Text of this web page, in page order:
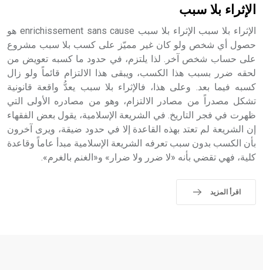
- هل تعلم أن أبجر Abgar اسم معروف جيداً يعود إلى عدد من
الملوك الذين حكموا مدينة إديسا (الرها) من أبجر الأول وحتى
التاسع، وهم ينتسبون إلى أسرة أوسروين
- هل تعلم أن الأبجدية الكنعانية تتألف من /22/ علامة كتابية
sign تكتب منفصلة غير متصلة، وتعتمد المبدأ الأكوروفوني،
الإثراء بلا سبب
الإثراء بلا سبب الإثراء بلا سبب enrichissement sans cause هو
حصول أي شخص ولو كان غير مميّز على كسب بلا سبب مشروع
على حساب شخص آخر. لذا يلتزم، في حدود ما كسبه تعويض من
لحقه ضرر بسبب هذا الكسب، ويبقى هذا الالتزام قائماً ولو زال
كسبه فيما بعد. وعلى هذا، فالإثراء بلا سبب يعدُّ واقعة قانونية
تشكل مصدراً من مصادر الالتزام، وهو من مصادره الأولى التي
ظهرت في فجر التاريخ. في الشريعة الإسلامية، يقول بعض الفقهاء
إن الشريعة لم تعتد بهذه القاعدة إلا في حدود ضيقة، ويرى آخرون
بأن الكسب بدون سبب تعرفه الشريعة الإسلامية مبدأ عاماً وقاعدة
كلية، فهي تقضي بأنه «لا ضرر ولا ضرار» و«الغنم بالغرم».
اقرأ المزيد